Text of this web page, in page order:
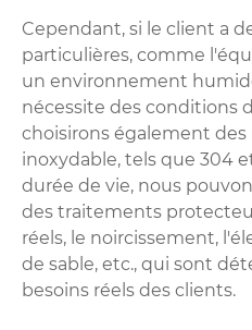
Cependant, si le client a
particulières, comme
un environnement
nécessite des conditions
choisirons également
inoxydable, tels que 304
durée de vie, nous
des traitements
réels, le noircissement,
de sable, etc., qui sont
besoins réels des clients.